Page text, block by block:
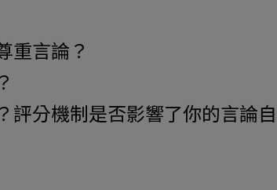
重言論？
評分機制是否影響了你的言論